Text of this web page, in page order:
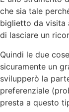
che sia tale
biglietto da visita
di lasciare un
Quindi le due
sicuramente un
svilupperò la
preferenziale
presta a questo